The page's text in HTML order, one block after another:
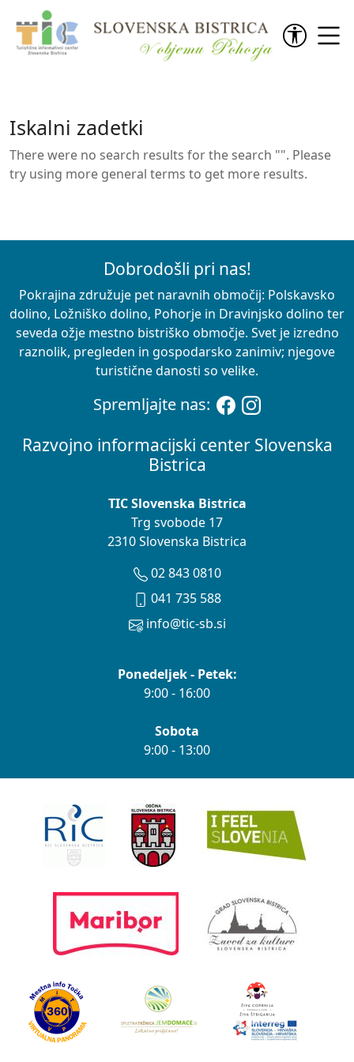
Preskoči na vsebino
Iskalni zadetki
There were no search results for the search "". Please
try using more general terms to get more results.
Razvojno informacijski center Slovenska
Bistrica
TIC Slovenska Bistrica
Trg svobode 17
2310 Slovenska Bistrica
02 843 0810
041 735 588
info@tic-sb.si
Ponedeljek - Petek:
9:00 - 16:00
Sobota
9:00 - 13:00
Dobrodošli pri nas!
Pokrajina združuje pet naravnih območij: Polskavsko
dolino, Ložniško dolino, Pohorje in Dravinjsko dolino ter
seveda ožje mestno bistriško območje. Svet je izredno
raznolik, pregleden in gospodarsko zanimiv; njegove
turistične danosti so velike.
Spremljajte nas: